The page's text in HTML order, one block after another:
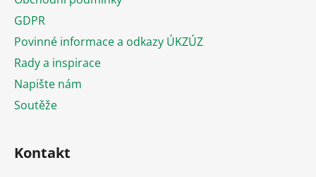
GDPR
Povinné informace a odkazy ÚKZÚZ
Rady a inspirace
Napište nám
Soutěže
Kontakt